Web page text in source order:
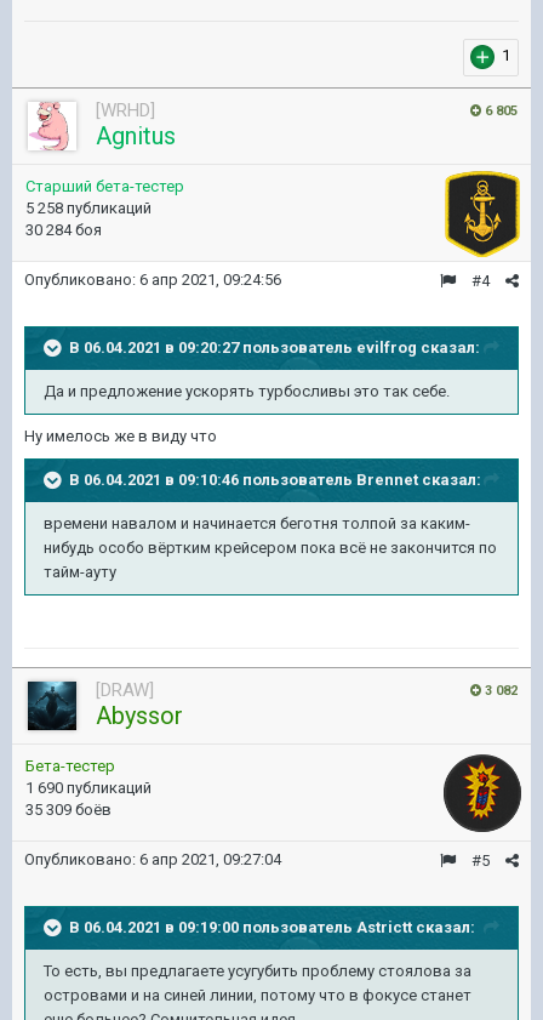
1
6 805
[WRHD]
Agnitus
Старший бета-тестер
5 258 публикаций
30 284 боя
#4
Опубликовано: 6 апр 2021, 09:24:56
В 06.04.2021 в 09:20:27 пользователь evilfrog сказал:
Да и предложение ускорять турбосливы это так себе.
Ну имелось же в виду что
В 06.04.2021 в 09:10:46 пользователь Brennet сказал:
времени навалом и начинается беготня толпой за каким-
нибудь особо вёртким крейсером пока всё не закончится по
тайм-ауту
3 082
[DRAW]
Abyssor
Бета-тестер
1 690 публикаций
35 309 боёв
#5
Опубликовано: 6 апр 2021, 09:27:04
В 06.04.2021 в 09:19:00 пользователь Astrictt сказал:
То есть, вы предлагаете усугубить проблему стоялова за
островами и на синей линии, потому что в фокусе станет